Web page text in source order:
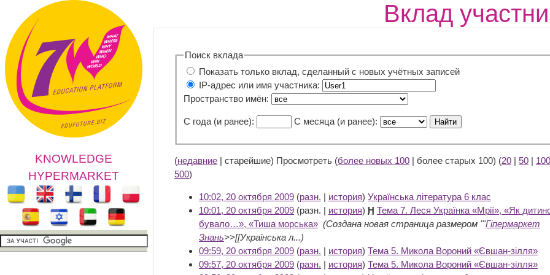
KNOWLEDGE
HYPERMARKET
Вклад
Поиск вклада
Показать только вклад, сделанный с новых учётных записей
IP-адрес или имя участника:
Пространство имён:
С года (и ранее): С месяца (и ранее):
(недавние | старейшие) Просмотреть (более новых 100 | более старых 100) (20 | 50 | 100
500)
10:02, 20 октября 2009 (разн. | история) Українська література 6 клас
10:01, 20 октября 2009 (разн. | история) Н Тема 7. Леся Українка «Мрії», «Як
бувало…», «Тиша морська» (Создана новая страница размером '''Гіпермаркет
Знань>>[[Українська л...)
09:59, 20 октября 2009 (разн. | история) Тема 5. Микола Вороний «Євшан-зілля»
09:57, 20 октября 2009 (разн. | история) Тема 5. Микола Вороний «Євшан-зілля»